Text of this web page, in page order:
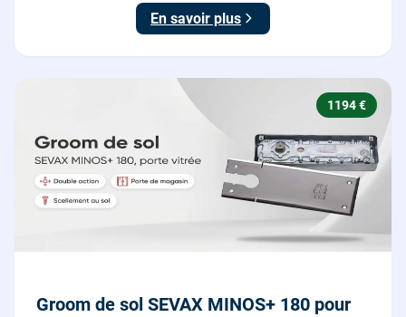
En savoir plus
1194 €
Groom de sol SEVAX MINOS+ 180 pour